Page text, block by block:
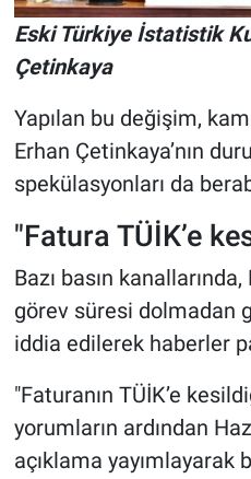
Eski Türkiye İstatistik
Çetinkaya
Yapılan bu değişim,
Erhan Çetinkaya’nın
spekülasyonları da
"Fatura TÜİK’e
Bazı basın
görev süresi dolmadan
iddia edilerek haberler
"Faturanın TÜİK’e
yorumların ardından
açıklama yayımlayarak